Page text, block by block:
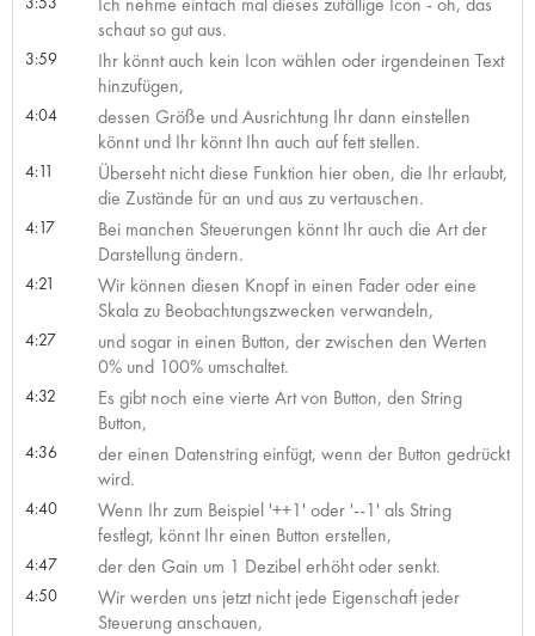
schaut so gut aus.
3:59
Ihr könnt auch kein Icon wählen oder irgendeinen Text
hinzufügen,
4:04
dessen Größe und Ausrichtung Ihr dann einstellen
könnt und Ihr könnt Ihn auch auf fett stellen.
4:11
Überseht nicht diese Funktion hier oben, die Ihr erlaubt,
die Zustände für an und aus zu vertauschen.
4:17
Bei manchen Steuerungen könnt Ihr auch die Art der
Darstellung ändern.
4:21
Wir können diesen Knopf in einen Fader oder eine
Skala zu Beobachtungszwecken verwandeln,
4:27
und sogar in einen Button, der zwischen den Werten
0% und 100% umschaltet.
4:32
Es gibt noch eine vierte Art von Button, den String
Button,
4:36
der einen Datenstring einfügt, wenn der Button gedrückt
wird.
4:40
Wenn Ihr zum Beispiel '++1' oder '--1' als String
festlegt, könnt Ihr einen Button erstellen,
4:47 der den Gain um 1 Dezibel erhöht oder senkt.
4:50
Wir werden uns jetzt nicht jede Eigenschaft jeder
Steuerung anschauen,